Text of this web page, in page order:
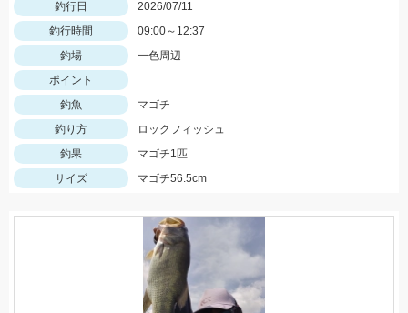
釣行日
2026/07/11
釣行時間
09:00～12:37
釣場
一色周辺
ポイント
釣魚
マゴチ
釣り方
ロックフィッシュ
釣果
マゴチ1匹
サイズ
マゴチ56.5cm